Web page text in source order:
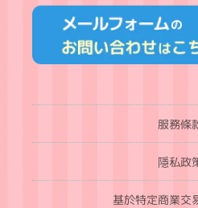
服務條
隱私政
基於特定商業交